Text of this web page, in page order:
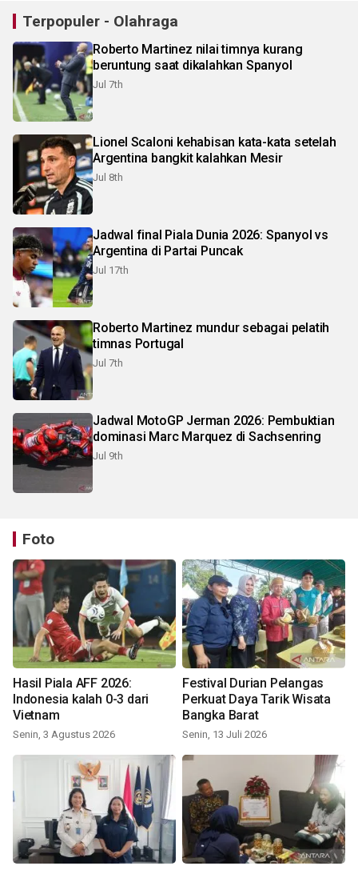
Terpopuler - Olahraga
Roberto Martinez nilai timnya kurang
beruntung saat dikalahkan Spanyol
Jul 7th
Lionel Scaloni kehabisan kata-kata setelah
Argentina bangkit kalahkan Mesir
Jul 8th
Jadwal final Piala Dunia 2026: Spanyol vs
Argentina di Partai Puncak
Jul 17th
Roberto Martinez mundur sebagai pelatih
timnas Portugal
Jul 7th
Jadwal MotoGP Jerman 2026: Pembuktian
dominasi Marc Marquez di Sachsenring
Jul 9th
Foto
Hasil Piala AFF 2026:
Indonesia kalah 0-3 dari
Vietnam
Senin, 3 Agustus 2026
Festival Durian Pelangas
Perkuat Daya Tarik Wisata
Bangka Barat
Senin, 13 Juli 2026